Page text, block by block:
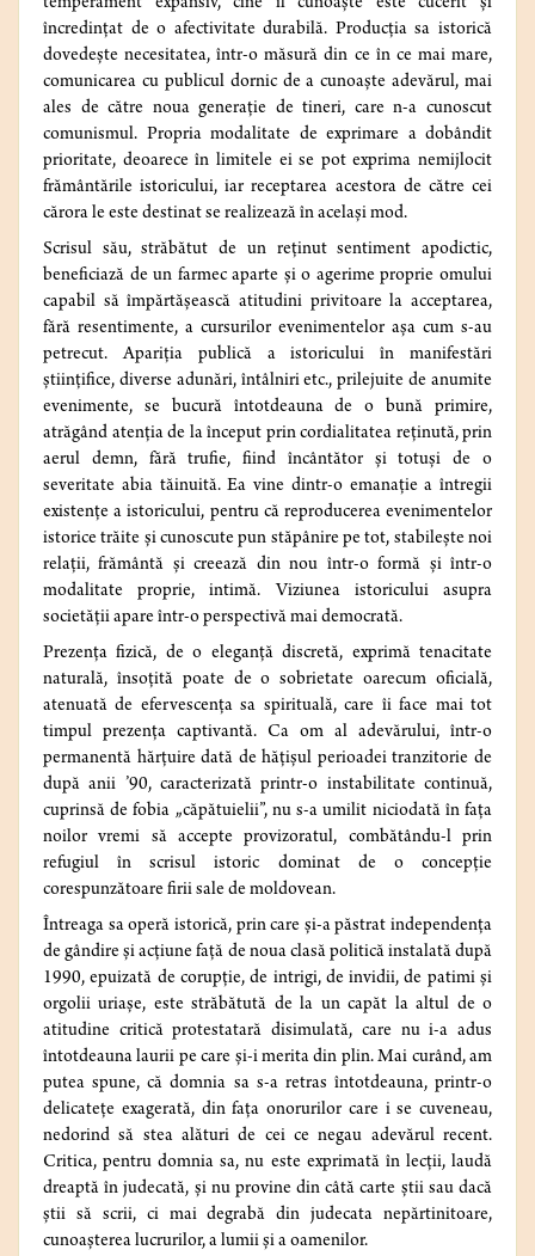
temperament expansiv, cine îl cunoaște este cucerit și
încredințat de o afectivitate durabilă. Producția sa istorică
dovedește necesitatea, într-o măsură din ce în ce mai mare,
comunicarea cu publicul dornic de a cunoaște adevărul, mai
ales de către noua generație de tineri, care n-a cunoscut
comunismul. Propria modalitate de exprimare a dobândit
prioritate, deoarece în limitele ei se pot exprima nemijlocit
frământările istoricului, iar receptarea acestora de către cei
cărora le este destinat se realizează în același mod.
Scrisul său, străbătut de un reținut sentiment apodictic,
beneficiază de un farmec aparte și o agerime proprie omului
capabil să împărtășească atitudini privitoare la acceptarea,
fără resentimente, a cursurilor evenimentelor așa cum s-au
petrecut. Apariția publică a istoricului în manifestări
științifice, diverse adunări, întâlniri etc., prilejuite de anumite
evenimente, se bucură întotdeauna de o bună primire,
atrăgând atenția de la început prin cordialitatea reținută, prin
aerul demn, fără trufie, fiind încântător și totuși de o
severitate abia tăinuită. Ea vine dintr-o emanație a întregii
existențe a istoricului, pentru că reproducerea evenimentelor
istorice trăite și cunoscute pun stăpânire pe tot, stabilește noi
relații, frământă și creează din nou într-o formă și într-o
modalitate proprie, intimă. Viziunea istoricului asupra
societății apare într-o perspectivă mai democrată.
Prezența fizică, de o eleganță discretă, exprimă tenacitate
naturală, însoțită poate de o sobrietate oarecum oficială,
atenuată de efervescența sa spirituală, care îi face mai tot
timpul prezența captivantă. Ca om al adevărului, într-o
permanentă hărțuire dată de hățișul perioadei tranzitorie de
după anii ’90, caracterizată printr-o instabilitate continuă,
cuprinsă de fobia „căpătuielii”, nu s-a umilit niciodată în fața
noilor vremi să accepte provizoratul, combătându-l prin
refugiul în scrisul istoric dominat de o concepție
corespunzătoare firii sale de moldovean.
Întreaga sa operă istorică, prin care și-a păstrat independența
de gândire și acțiune față de noua clasă politică instalată după
1990, epuizată de corupție, de intrigi, de invidii, de patimi și
orgolii uriașe, este străbătută de la un capăt la altul de o
atitudine critică protestatară disimulată, care nu i-a adus
întotdeauna laurii pe care și-i merita din plin. Mai curând, am
putea spune, că domnia sa s-a retras întotdeauna, printr-o
delicatețe exagerată, din fața onorurilor care i se cuveneau,
nedorind să stea alături de cei ce negau adevărul recent.
Critica, pentru domnia sa, nu este exprimată în lecții, laudă
dreaptă în judecată, și nu provine din câtă carte știi sau dacă
știi să scrii, ci mai degrabă din judecata nepărtinitoare,
cunoașterea lucrurilor, a lumii și a oamenilor.